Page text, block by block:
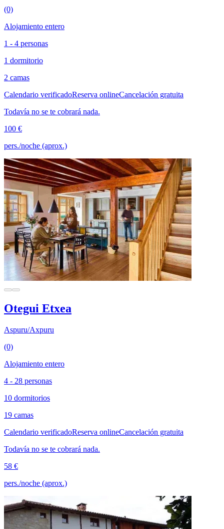
(0)
Alojamiento entero
1 - 4 personas
1 dormitorio
2 camas
Calendario verificadoReserva onlineCancelación gratuita
Todavía no se te cobrará nada.
100 €
pers./noche (aprox.)
Otegui Etxea
Aspuru/Axpuru
(0)
Alojamiento entero
4 - 28 personas
10 dormitorios
19 camas
Calendario verificadoReserva onlineCancelación gratuita
Todavía no se te cobrará nada.
58 €
pers./noche (aprox.)